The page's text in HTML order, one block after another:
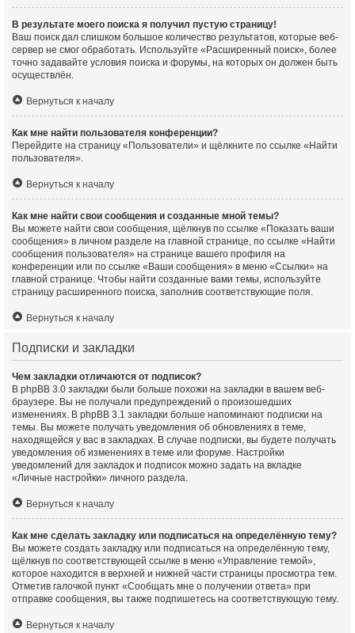
В результате моего поиска я получил пустую страницу!
Ваш поиск дал слишком большое количество результатов, которые веб-
сервер не смог обработать. Используйте «Расширенный поиск», более
точно задавайте условия поиска и форумы, на которых он должен быть
осуществлён.
Вернуться к началу
Как мне найти пользователя конференции?
Перейдите на страницу «Пользователи» и щёлкните по ссылке «Найти
пользователя».
Вернуться к началу
Как мне найти свои сообщения и созданные мной темы?
Вы можете найти свои сообщения, щёлкнув по ссылке «Показать ваши
сообщения» в личном разделе на главной странице, по ссылке «Найти
сообщения пользователя» на странице вашего профиля на
конференции или по ссылке «Ваши сообщения» в меню «Ссылки» на
главной странице. Чтобы найти созданные вами темы, используйте
страницу расширенного поиска, заполнив соответствующие поля.
Вернуться к началу
Подписки и закладки
Чем закладки отличаются от подписок?
В phpBB 3.0 закладки были больше похожи на закладки в вашем веб-
браузере. Вы не получали предупреждений о произошедших
изменениях. В phpBB 3.1 закладки больше напоминают подписки на
темы. Вы можете получать уведомления об обновлениях в теме,
находящейся у вас в закладках. В случае подписки, вы будете получать
уведомления об изменениях в теме или форуме. Настройки
уведомлений для закладок и подписок можно задать на вкладке
«Личные настройки» личного раздела.
Вернуться к началу
Как мне сделать закладку или подписаться на определённую тему?
Вы можете создать закладку или подписаться на определённую тему,
щёлкнув по соответствующей ссылке в меню «Управление темой»,
которое находится в верхней и нижней части страницы просмотра тем.
Отметив галочкой пункт «Сообщать мне о получении ответа» при
отправке сообщения, вы также подпишетесь на соответствующую тему.
Вернуться к началу